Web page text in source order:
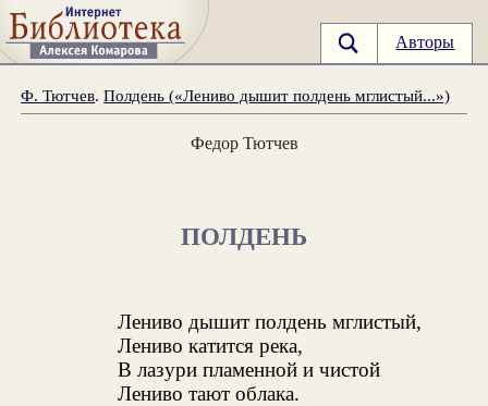
Авторы
Ф. Тютчев.Полдень («Лениво дышит полдень мглистый...»)
Федор Тютчев
ПОЛДЕНЬ
Лениво дышит полдень мглистый,
Лениво катится река,
В лазури пламенной и чистой
Лениво тают облака.